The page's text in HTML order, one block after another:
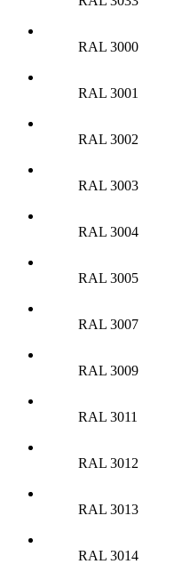
RAL 3000
RAL 3001
RAL 3002
RAL 3003
RAL 3004
RAL 3005
RAL 3007
RAL 3009
RAL 3011
RAL 3012
RAL 3013
RAL 3014